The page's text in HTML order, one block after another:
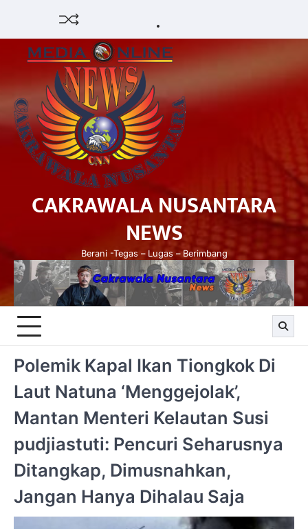
content
CAKRAWALA NUSANTARA
NEWS
Berani -Tegas – Lugas – Berimbang
Polemik Kapal Ikan Tiongkok Di
Laut Natuna ‘Menggejolak’,
Mantan Menteri Kelautan Susi
pudjiastuti: Pencuri Seharusnya
Ditangkap, Dimusnahkan,
Jangan Hanya Dihalau Saja